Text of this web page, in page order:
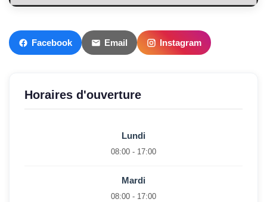
Facebook Email Instagram
Horaires d'ouverture
Lundi
08:00 - 17:00
Mardi
08:00 - 17:00